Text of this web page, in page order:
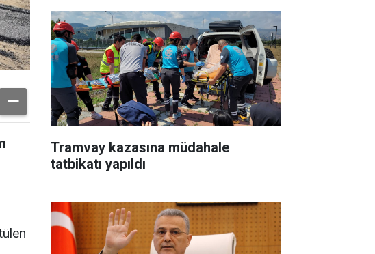
Tramvay kazasına müdahale
tatbikatı yapıldı